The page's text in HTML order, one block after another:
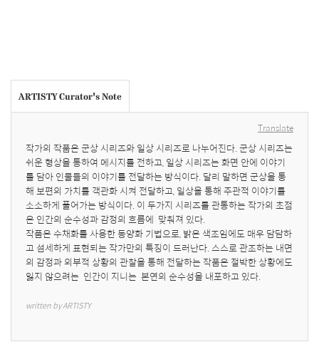
ARTISTY Curator's Note
Translate
작가의 작품은 군상 시리즈와 일상 시리즈로 나누어진다. 군상 시리즈는
쉬운 형상을 통하여 메시지를 전하고, 일상 시리즈는 화면 안에 이야기
를 담아 인물들의 이야기를 전달하는 방식이다. 달리 말하면 군상을 통
해 보편의 가치를 객관화 시켜 전달하고, 일상을 통해 주관적 이야기를
소소하게 풀어가는 방식이다. 이 두가지 시리즈를 관통하는 작가의 초점
은 인간의 순수성과 감정의 흐름에  맞춰져 있다.
작품은 수채화를 사용한 동양화 기법으로, 밝은 색조임에도 매우 담담하
고 섬세하게 표현되는 작가만의 특징이 드러난다. 스스로 관조하는 내면
의 감정과 외부적 상황의 관찰을 통해 전달하는 작품은 절박한 상황에도
잃지 않으려는  인간이 지니는  본연의 순수성을 내포하고 있다.
written by ARTISTY